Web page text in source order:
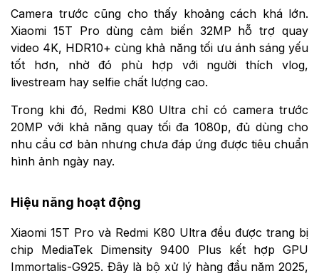
Camera trước cũng cho thấy khoảng cách khá lớn.
Xiaomi 15T Pro dùng cảm biến 32MP hỗ trợ quay
video 4K, HDR10+ cùng khả năng tối ưu ánh sáng yếu
tốt hơn, nhờ đó phù hợp với người thích vlog,
livestream hay selfie chất lượng cao.
Trong khi đó, Redmi K80 Ultra chỉ có camera trước
20MP với khả năng quay tối đa 1080p, đủ dùng cho
nhu cầu cơ bản nhưng chưa đáp ứng được tiêu chuẩn
hình ảnh ngày nay.
Hiệu năng hoạt động
Xiaomi 15T Pro và Redmi K80 Ultra đều được trang bị
chip MediaTek Dimensity 9400 Plus kết hợp GPU
Immortalis-G925. Đây là bộ xử lý hàng đầu năm 2025,